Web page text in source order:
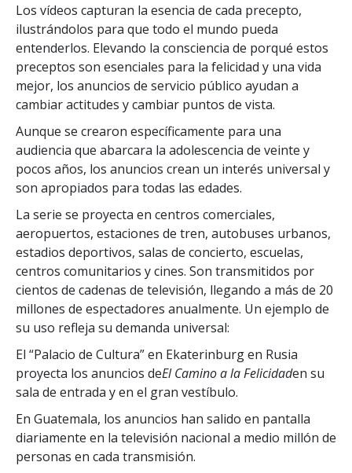
Los vídeos capturan la esencia de cada precepto,
ilustrándolos para que todo el mundo pueda
entenderlos. Elevando la consciencia de porqué estos
preceptos son esenciales para la felicidad y una vida
mejor, los anuncios de servicio público ayudan a
cambiar actitudes y cambiar puntos de vista.
Aunque se crearon específicamente para una
audiencia que abarcara la adolescencia de veinte y
pocos años, los anuncios crean un interés universal y
son apropiados para todas las edades.
La serie se proyecta en centros comerciales,
aeropuertos, estaciones de tren, autobuses urbanos,
estadios deportivos, salas de concierto, escuelas,
centros comunitarios y cines. Son transmitidos por
cientos de cadenas de televisión, llegando a más de 20
millones de espectadores anualmente. Un ejemplo de
su uso refleja su demanda universal:
El “Palacio de Cultura” en Ekaterinburg en Rusia
proyecta los anuncios deEl Camino a la Felicidaden su
sala de entrada y en el gran vestíbulo.
En Guatemala, los anuncios han salido en pantalla
diariamente en la televisión nacional a medio millón de
personas en cada transmisión.